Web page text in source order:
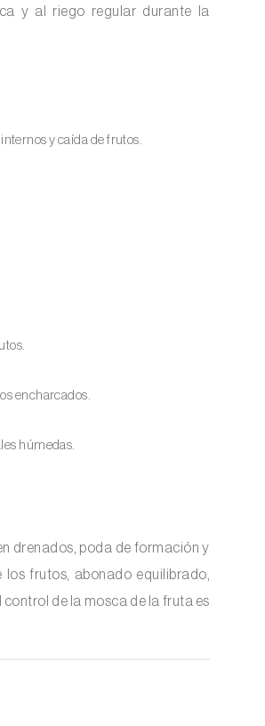
y al riego regular durante la
y caída de frutos.
encharcados.
húmedas.
drenados, poda de formación y
frutos, abonado equilibrado,
de la mosca de la fruta es